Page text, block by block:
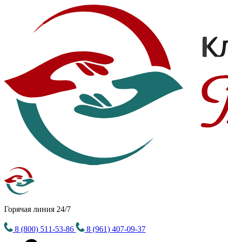
Горячая линия 24/7
8 (800) 511-53-86 8 (961) 407-09-37